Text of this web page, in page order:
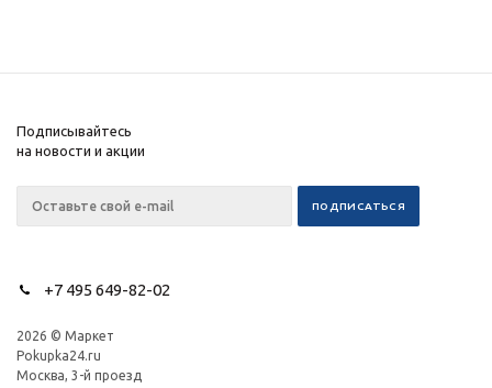
Подписывайтесь
на новости и акции
+7 495 649-82-02
2026 © Маркет
Pokupka24.ru
Москва, 3-й проезд